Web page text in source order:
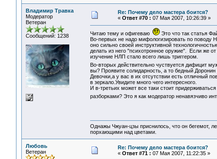
Владимир Травка
Модератор
Ветеран
Сообщений: 1238
Re: Почему дело мастера боится?
« Ответ #70 : 07 Мая 2007, 10:26:39 »
Читаю тему и офигеваю
Это что так статья
Во-первых не надо мифологизировать по поводу
оно сильно своей инструктивной
делать из него "психотронное оружие". Если же
изучение НЛП стало всего лишь триггером.
Во-вторых действительно чуствуется дифицит
вы? Проявите солидарность, а то бедный Доронин
Девочки,а у вас в их отсутствии есть отличный
в зеркало.Увидите много чего интересного.
И в-третьих может все таки стоит
разборками? Это я как модератор ненавязчиво
Однажы Чжуан-цзы приснилось, что он бегемот,
порхающими над цветами.
Любовь
Ветеран
Re: Почему дело мастера боится?
« Ответ #71 : 07 Мая 2007, 11:22:35 »